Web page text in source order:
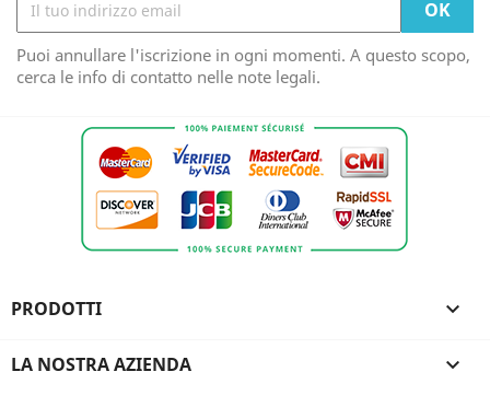
Puoi annullare l'iscrizione in ogni momenti. A questo scopo,
cerca le info di contatto nelle note legali.
PRODOTTI 
LA NOSTRA AZIENDA 